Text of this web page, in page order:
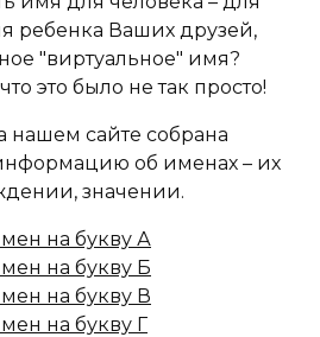
ребенка Ваших друзей,
"виртуальное" имя?
это было не так просто!
нашем сайте собрана
об именах – их
значении.
на букву А
на букву Б
на букву В
на букву Г